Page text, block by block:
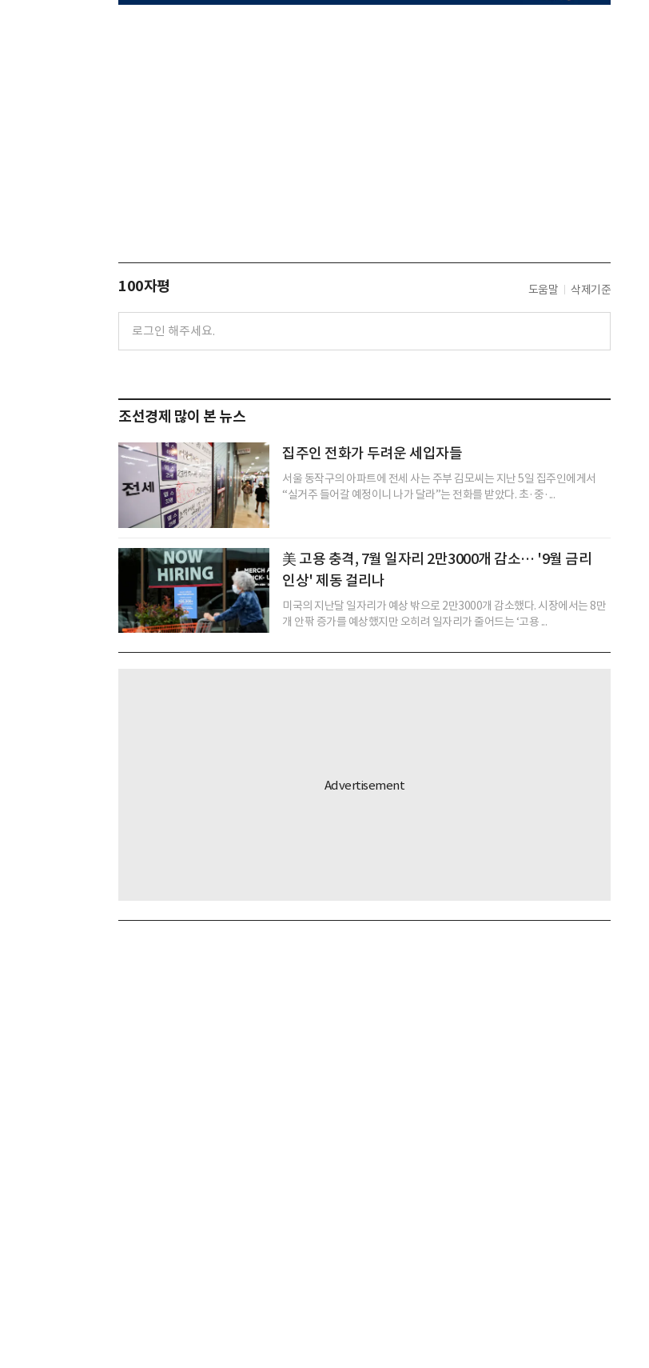
100자평 도움말 삭제기준
조선경제 많이 본 뉴스
집주인 전화가 두려운 세입자들
서울 동작구의 아파트에 전세 사는 주부 김모씨는 지난 5일 집주인에게서
“실거주 들어갈 예정이니 나가 달라”는 전화를 받았다. 초·중·...
美 고용 충격, 7월 일자리 2만3000개 감소… '9월 금리
인상' 제동 걸리나
미국의 지난달 일자리가 예상 밖으로 2만3000개 감소했다. 시장에서는 8만
개 안팎 증가를 예상했지만 오히려 일자리가 줄어드는 ‘고용 ...